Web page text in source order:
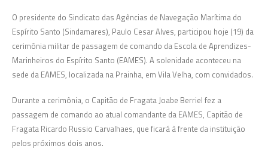
O presidente do Sindicato das Agências de Navegação Marítima do
Espírito Santo (Sindamares), Paulo Cesar Alves, participou hoje (19) da
cerimônia militar de passagem de comando da Escola de Aprendizes-
Marinheiros do Espírito Santo (EAMES). A solenidade aconteceu na
sede da EAMES, localizada na Prainha, em Vila Velha, com convidados.
Durante a cerimônia, o Capitão de Fragata Joabe Berriel fez a
passagem de comando ao atual comandante da EAMES, Capitão de
Fragata Ricardo Russio Carvalhaes, que ficará à frente da instituição
pelos próximos dois anos.